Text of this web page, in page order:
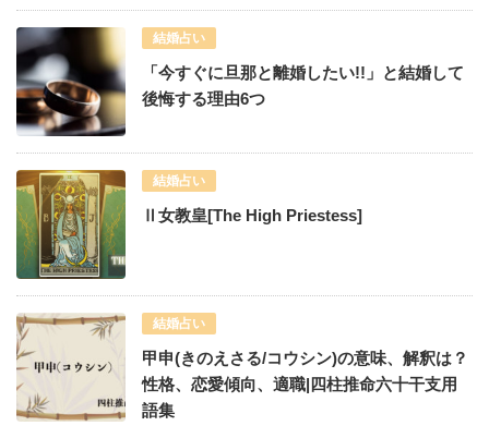
結婚占い
「今すぐに旦那と離婚したい!!」と結婚して
後悔する理由6つ
結婚占い
Ⅱ女教皇[The High Priestess]
結婚占い
甲申(きのえさる/コウシン)の意味、解釈は？
性格、恋愛傾向、適職|四柱推命六十干支用
語集